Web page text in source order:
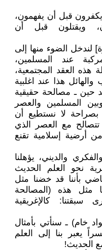
قبل أن يفهمون،
ويقتلون قبل أن
لندخل الضوء منها إلى
عند المسلمين،
هذه العقد المجتمعية،
هذا عند اغلبية
حين ـ مصالحة حقيقية
المسلمين والعصر
بصراحة لا نستطيع أن
مع العصر الذي
أرضية إسلامية تقنع
والديني، يؤهلنا
نحو العلم الحديث
بأننا قد خضنا مثل
مثل هذه (المصالحة
كالإغريقية
خام) ـ سنأتي بأمثال
يعبر بنا إلى العلم
الحديث!